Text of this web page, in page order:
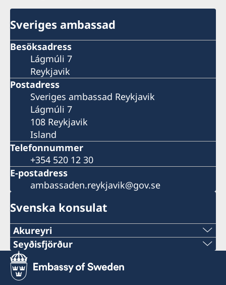
Sveriges ambassad
Besöksadress
Lágmúli 7
Reykjavik
Postadress
Sveriges ambassad Reykjavik
Lágmúli 7
108 Reykjavik
Island
Telefonnummer
+354 520 12 30
E-postadress
ambassaden.reykjavik@gov.se
Svenska konsulat
Akureyri
Sveriges honorärkonsulat Akureyri
Honorärkonsul Eva Halapi
Seyðisfjörður
Sveriges honorärkonsulat Seyðisfjörður
Honorärkonsul Hanna Christel Sigurkarlsdóttir